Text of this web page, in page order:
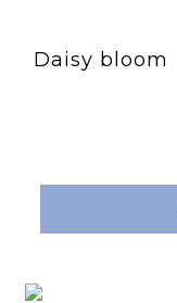
Daisy bloom